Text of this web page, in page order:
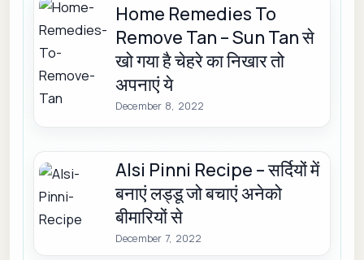
Home Remedies To
Remove Tan – Sun Tan से
खो गया है चेहरे का निखार तो
अपनाएं ये
December 8, 2022
Alsi Pinni Recipe – सर्दियों में
बनाएं लड्डू जो बचाएं अनेको
बीमारियों से
December 7, 2022